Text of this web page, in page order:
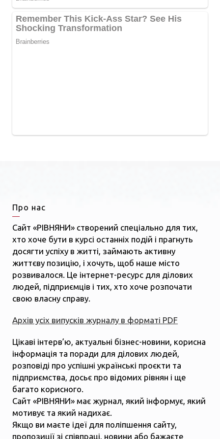
Про нас
Сайт «РІВНЯНИ» створений спеціально для тих,
хто хоче бути в курсі останніх подій і прагнуть
досягти успіху в житті, займають активну
життєву позицію, і хочуть, щоб наше місто
розвивалося. Це інтернет-ресурс для ділових
людей, підприємців і тих, хто хоче розпочати
свою власну справу.
Архів усіх випусків журналу в форматі PDF
Цікаві інтерв’ю, актуальні бізнес-новини, корисна
інформація та поради для ділових людей,
розповіді про успішні українські проєкти та
підприємства, досьє про відомих рівнян і ще
багато корисного.
Сайт «РІВНЯНИ» має журнал, який інформує, який
мотивує та який надихає.
Якщо ви маєте ідеї для поліпшення сайту,
пропозиції зі співпраці, новини або бажаєте